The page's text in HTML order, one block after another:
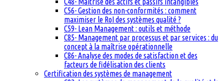
C56- Gestion des non-conformités : comment
maximiser le RoI des systèmes qualité ?
C59- Lean Management : outils et méthode
C85- Management par processus et par services : du
concept à la maîtrise opérationnelle
C86- Analyse des modes de satisfaction et des
facteurs de fidélisation des clients
Certification des systèmes de management